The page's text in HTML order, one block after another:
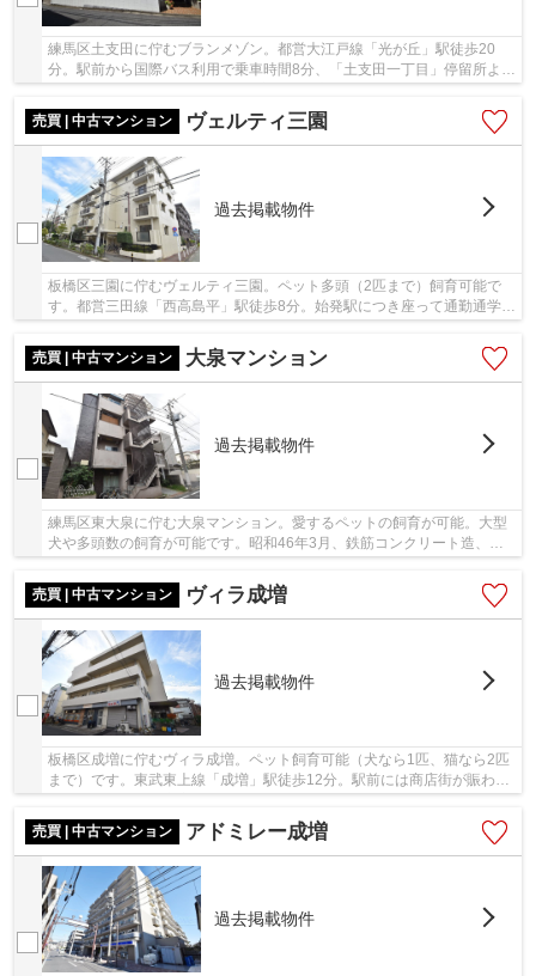
練馬区土支田に佇むブランメゾン。都営大江戸線「光が丘」駅徒歩20
分。駅前から国際バス利用で乗車時間8分、「土支田一丁目」停留所より
売買 | 中古マンション
ヴェルティ三園
過去掲載物件
板橋区三園に佇むヴェルティ三園。ペット多頭（2匹まで）飼育可能で
す。都営三田線「西高島平」駅徒歩8分。始発駅につき座って通勤通学が
売買 | 中古マンション
大泉マンション
過去掲載物件
練馬区東大泉に佇む大泉マンション。愛するペットの飼育が可能。大型
犬や多頭数の飼育が可能です。昭和46年3月、鉄筋コンクリート造、総
売買 | 中古マンション
ヴィラ成増
過去掲載物件
板橋区成増に佇むヴィラ成増。ペット飼育可能（犬なら1匹、猫なら2匹
まで）です。東武東上線「成増」駅徒歩12分。駅前には商店街が賑わ
売買 | 中古マンション
アドミレー成増
過去掲載物件